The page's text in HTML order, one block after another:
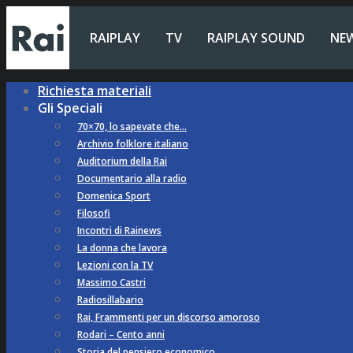
RAIPLAY TV RAIPLAY SOUND
Richiesta materiali
Gli Speciali
70×70, lo sapevate che…
Archivio folklore italiano
Auditorium della Rai
Documentario alla radio
Domenica Sport
Filosofi
Incontri di Rainews
La donna che lavora
Lezioni con la TV
Massimo Castri
Radiosillabario
Rai, Frammenti per un discorso amoroso
Rodari – Cento anni